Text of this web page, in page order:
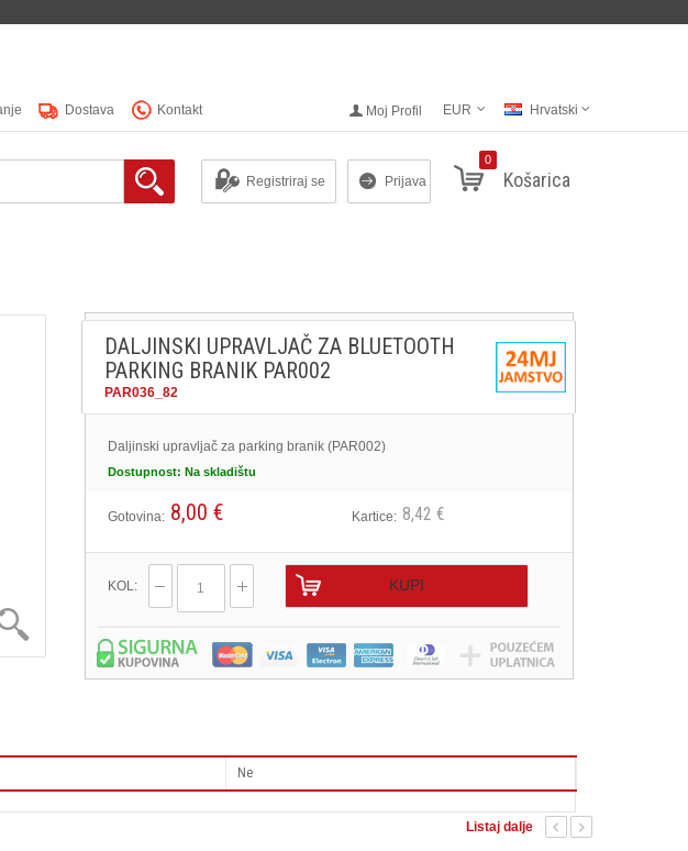
Dostava Kontakt Moj Profil EUR Hrvatski
0
Košarica
Registriraj se Prijava
DALJINSKI UPRAVLJAČ ZA BLUETOOTH
PARKING BRANIK PAR002
PAR036_82
Daljinski upravljač za parking branik (PAR002)
Dostupnost: Na skladištu
Gotovina: 8,00 € Kartice: 8,42 €
KOL: KUPI
Ne
Listaj dalje